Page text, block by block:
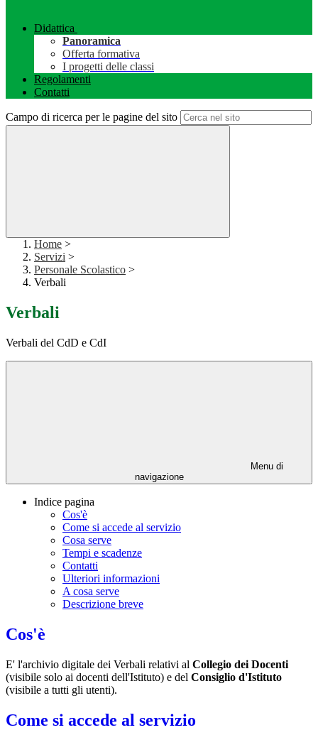
Didattica
Panoramica
Offerta formativa
I progetti delle classi
Regolamenti
Contatti
Campo di ricerca per le pagine del sito
Home >
Servizi >
Personale Scolastico >
Verbali
Verbali
Verbali del CdD e CdI
Menu di
navigazione
Indice pagina
Cos'è
Come si accede al servizio
Cosa serve
Tempi e scadenze
Contatti
Ulteriori informazioni
A cosa serve
Descrizione breve
Cos'è
E' l'archivio digitale dei Verbali relativi al Collegio dei Docenti
(visibile solo ai docenti dell'Istituto) e del Consiglio d'Istituto
(visibile a tutti gli utenti).
Come si accede al servizio